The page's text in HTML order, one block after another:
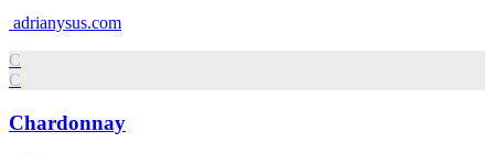
adrianysus.com
C
C
Chardonnay